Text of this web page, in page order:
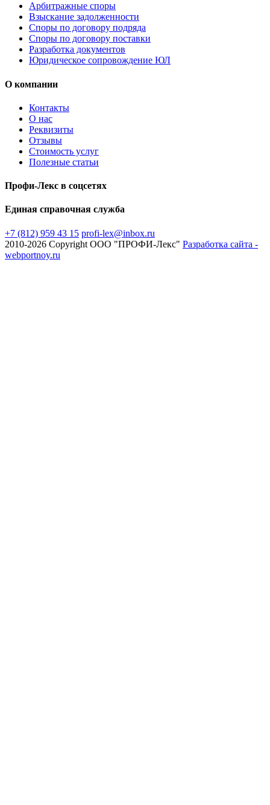
Арбитражные споры
Взыскание задолженности
Споры по договору подряда
Споры по договору поставки
Разработка документов
Юридическое сопровождение ЮЛ
О компании
Контакты
О нас
Реквизиты
Отзывы
Стоимость услуг
Полезные статьи
Профи-Лекс в соцсетях
Единая справочная служба
+7 (812) 959 43 15 profi-lex@inbox.ru
2010-2026 Copyright ООО "ПРОФИ-Лекс" Разработка сайта -
webportnoy.ru